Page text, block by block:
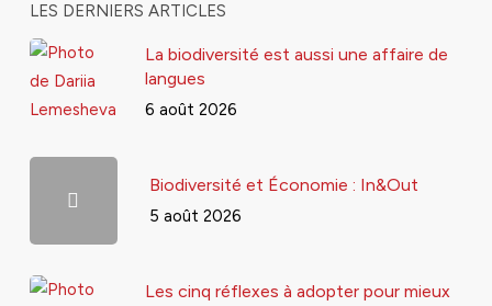
LES DERNIERS ARTICLES
La biodiversité est aussi une affaire de
langues
6 août 2026
Biodiversité et Économie : In&Out
5 août 2026
Les cinq réflexes à adopter pour mieux